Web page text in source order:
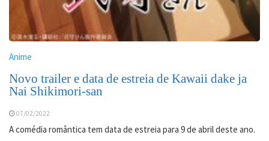
Anime
Novo trailer e data de estreia de Kawaii dake ja
Nai Shikimori-san
07/02/2022
A comédia romântica tem data de estreia para 9 de abril deste ano.